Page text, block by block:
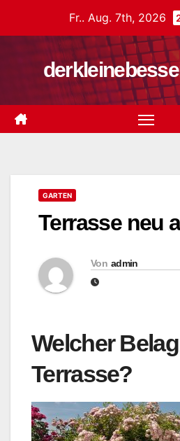
Fr.. Aug. 7th, 2026
GARTEN
Terrasse neu
Von admin
Welcher
Terrasse?